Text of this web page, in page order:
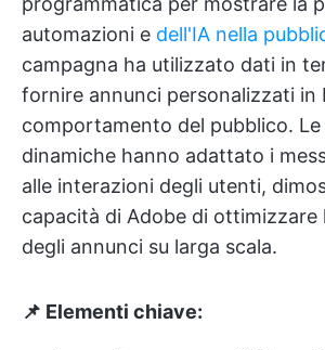
automazioni e dell'IA nella
campagna ha utilizzato dati in
fornire annunci personalizzati in
comportamento del pubblico.
dinamiche hanno adattato i
alle interazioni degli utenti,
capacità di Adobe di ottimizzare
degli annunci su larga scala.
📌 Elementi chiave: